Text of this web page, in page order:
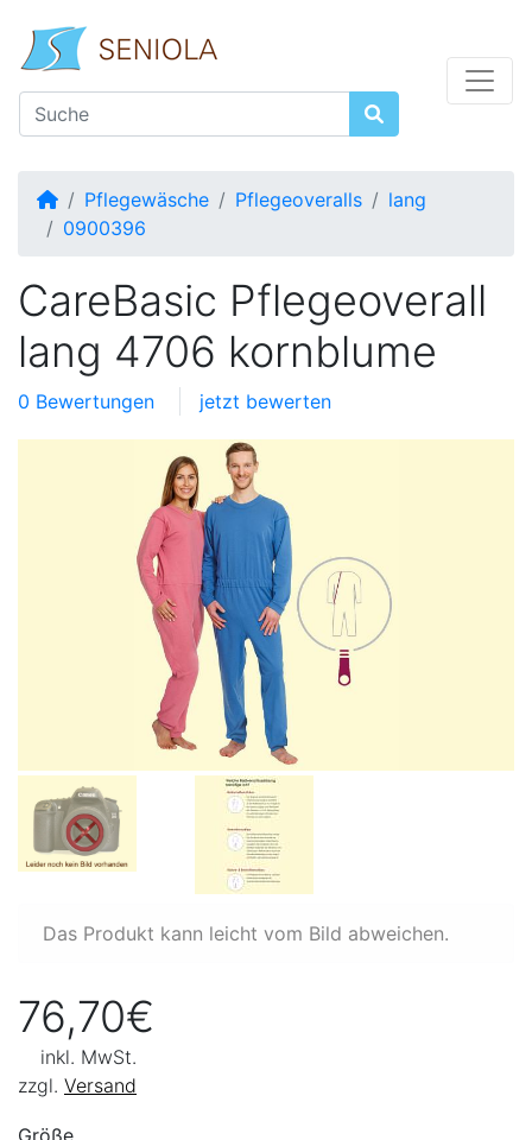
Startseite
Pflegewäsche Pflegeoveralls
lang
0900396
CareBasic Pflegeoverall
lang 4706 kornblume
0 Bewertungen jetzt bewerten
Das Produkt kann leicht vom Bild abweichen.
76,70€
inkl. MwSt.
zzgl. Versand
Größe